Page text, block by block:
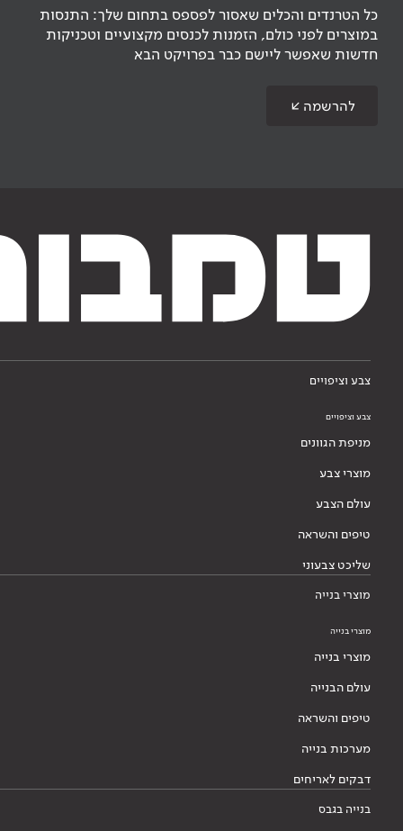
כל הטרנדים והכלים שאסור לפספס בתחום שלך: התנסות
במוצרים לפני כולם, הזמנות לכנסים מקצועיים וטכניקות
חדשות שאפשר ליישם כבר בפרויקט הבא
להרשמה
צבע וציפויים
צבע וציפויים
מניפת הגוונים
מוצרי צבע
עולם הצבע
טיפים והשראה
שליכט צבעוני
מוצרי בנייה
מוצרי בנייה
מוצרי בנייה
עולם הבנייה
טיפים והשראה
מערכות בנייה
דבקים לאריחים
בנייה בגבס